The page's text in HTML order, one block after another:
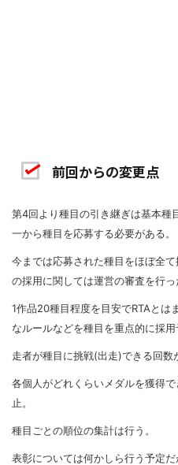
前回からの変更点
第4回より種目の引き継ぎは基本種
一から種目を応募する必要がある。
今までは応募された種目をほぼ全
の採用に関しては運営の審査を行っ
1作品20種目程度を目安でRTAとは
なルールなどを種目を重点的に採用
走者が種目に挑戦(出走)できる回数
各個人がどれくらいメダルを獲得
止。
種目ごとの順位の集計は行う。
表彰については何かしら行う予定だ